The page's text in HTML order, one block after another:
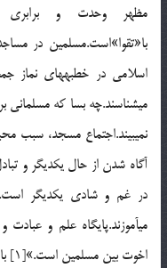
مظهر وحدت و
با«تقوا»است.مسلمین در
اسلامی در خطبه‏های نماز
می‏شناسند.چه بسا که مسلمانی
نمی‏بیند.اجتماع مسجد، سبب
آگاه شدن از حال یکدیگر و
در غم و شادی یکدیگر
می‏آموزند.پایگاه علم و